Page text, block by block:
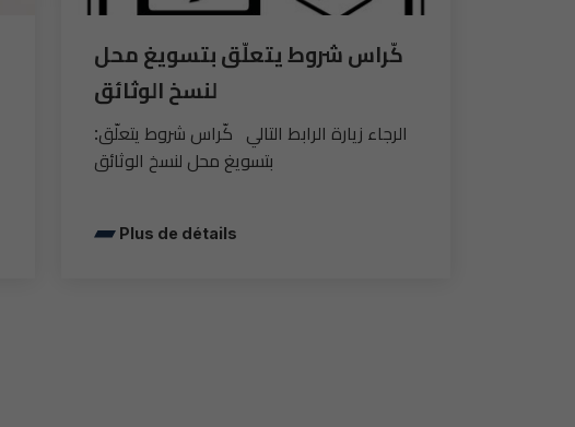
كّراس شروط يتعلّق بتسويغ محل
لنسخ الوثائق
:الرجاء زيارة الرابط التالي كّراس شروط يتعلّق
Plus de détails